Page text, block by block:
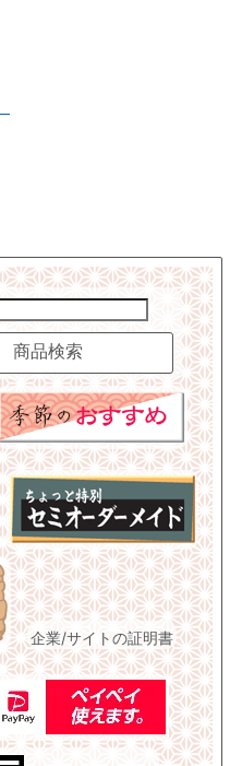
企業/サイトの証明書